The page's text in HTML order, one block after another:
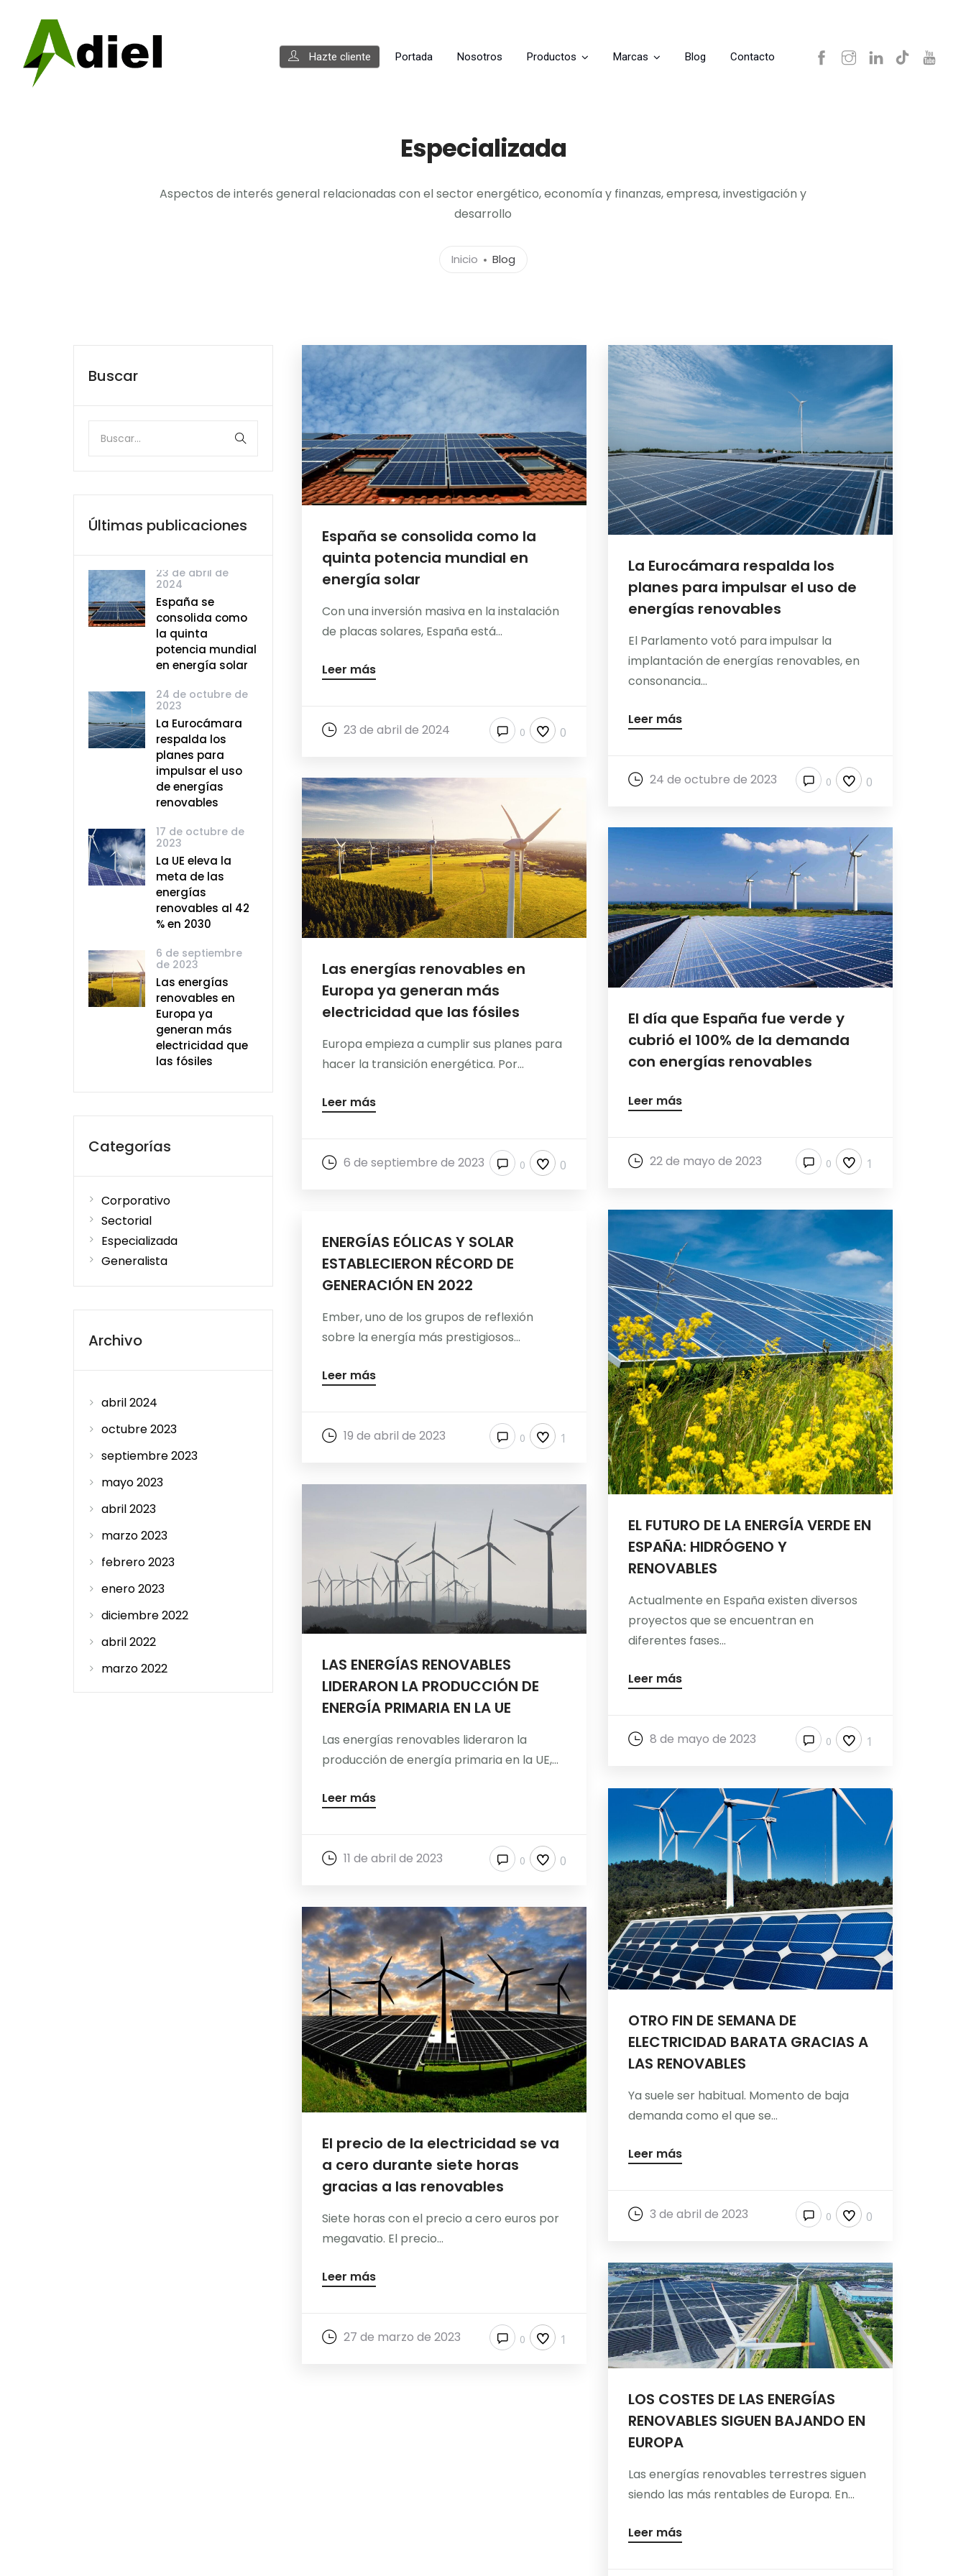
Hazte cliente Portada Nosotros Productos Marcas Blog Contacto
Especializada
Aspectos de interés general relacionadas con el sector energético, economía y finanzas, empresa, investigación y
desarrollo
Inicio Blog
Buscar
Últimas publicaciones
23 de abril de
2024
España se
consolida como
la quinta
potencia mundial
en energía solar
24 de octubre de
2023
La Eurocámara
respalda los
planes para
impulsar el uso
de energías
renovables
17 de octubre de
2023
La UE eleva la
meta de las
energías
renovables al 42
% en 2030
6 de septiembre
de 2023
Las energías
renovables en
Europa ya
generan más
electricidad que
las fósiles
Categorías
Corporativo
Sectorial
Especializada
Generalista
Archivo
abril 2024
octubre 2023
septiembre 2023
mayo 2023
abril 2023
marzo 2023
febrero 2023
enero 2023
diciembre 2022
abril 2022
marzo 2022
España se consolida como la
quinta potencia mundial en
energía solar
Con una inversión masiva en la instalación
de placas solares, España está...
Leer más
23 de abril de 2024 0
0
La Eurocámara respalda los
planes para impulsar el uso de
energías renovables
El Parlamento votó para impulsar la
implantación de energías renovables, en
consonancia...
Leer más
24 de octubre de 2023 0
0
Las energías renovables en
Europa ya generan más
electricidad que las fósiles
Europa empieza a cumplir sus planes para
hacer la transición energética. Por...
Leer más
6 de septiembre de 2023 0
0
El día que España fue verde y
cubrió el 100% de la demanda
con energías renovables
Leer más
22 de mayo de 2023 1
0
EL FUTURO DE LA ENERGÍA VERDE EN
ESPAÑA: HIDRÓGENO Y
RENOVABLES
Actualmente en España existen diversos
proyectos que se encuentran en
diferentes fases...
Leer más
8 de mayo de 2023 1
0
ENERGÍAS EÓLICAS Y SOLAR
ESTABLECIERON RÉCORD DE
GENERACIÓN EN 2022
Ember, uno de los grupos de reflexión
sobre la energía más prestigiosos...
Leer más
19 de abril de 2023 1
0
LAS ENERGÍAS RENOVABLES
LIDERARON LA PRODUCCIÓN DE
ENERGÍA PRIMARIA EN LA UE
Las energías renovables lideraron la
producción de energía primaria en la UE,...
Leer más
11 de abril de 2023 0
0
OTRO FIN DE SEMANA DE
ELECTRICIDAD BARATA GRACIAS A
LAS RENOVABLES
Ya suele ser habitual. Momento de baja
demanda como el que se...
Leer más
3 de abril de 2023 0
0
El precio de la electricidad se va
a cero durante siete horas
gracias a las renovables
Siete horas con el precio a cero euros por
megavatio. El precio...
Leer más
27 de marzo de 2023 1
0
LOS COSTES DE LAS ENERGÍAS
RENOVABLES SIGUEN BAJANDO EN
EUROPA
Las energías renovables terrestres siguen
siendo las más rentables de Europa. En...
Leer más